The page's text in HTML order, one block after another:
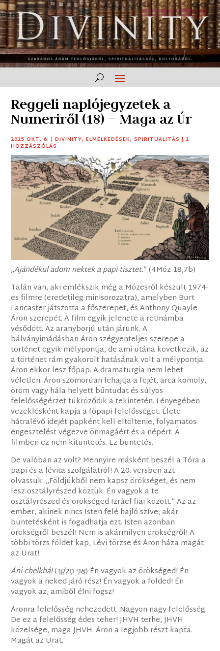
Reggeli naplójegyzetek a
Numeriről (18) – Maga az Úr
2025 OKT. 6. |DIVINITY,ELMÉLKEDÉSEK,SPIRITUALITÁS | 2
HOZZÁSZÓLÁS
„Ajándékul adom nektek a papi tisztet.” (4Móz 18,7b)
Talán van, aki emlékszik még a Mózesről készült 1974-
es filmre (eredetileg minisorozatra), amelyben Burt
Lancaster játszotta a főszerepet, és Anthony Quayle
Áron szerepét. A film egyik jelenete a retinámba
vésődött. Az aranyborjú után járunk. A
bálványimádásban Áron szégyenteljes szerepe a
történet egyik mélypontja, de ami utána következik, az
a történet rám gyakorolt hatásának volt a mélypontja.
Áron ekkor lesz főpap. A dramaturgia nem lehet
véletlen: Áron szomorúan lehajtja a fejét, arca komoly,
öröm vagy hála helyett bűntudat és súlyos
felelősségérzet tükröződik a tekintetén. Lényegében
vezeklésként kapja a főpapi felelősséget. Élete
hátralévő idejét papként kell eltöltenie, folyamatos
engesztelést végezve önmagáért és a népért. A
filmben ez nem kitüntetés. Ez büntetés.
De valóban az volt? Mennyire másként beszél a Tóra a
papi és a lévita szolgálatról! A 20. versben azt
olvassuk: „Földjükből nem kapsz örökséget, és nem
lesz osztályrészed köztük. Én vagyok a te
osztályrészed és örökséged Izráel fiai között.” Az az
ember, akinek nincs Isten felé hajló szíve, akár
büntetésként is fogadhatja ezt. Isten azonban
örökségről beszél! Nem is akármilyen örökségről! A
többi törzs földet kap, Lévi törzse és Áron háza magát
az Urat!
Áni chelkhá!(‎אֲנִ֤י חֶלְקְךָ) Én vagyok az örökséged! Én
vagyok a neked járó rész! Én vagyok a földed! Én
vagyok az, amiből élni fogsz!
Áronra felelősség nehezedett. Nagyon nagy felelősség.
De ez a felelősség édes teher! JHVH terhe, JHVH
közelsége, maga JHVH. Áron a legjobb részt kapta.
Magát az Urat.